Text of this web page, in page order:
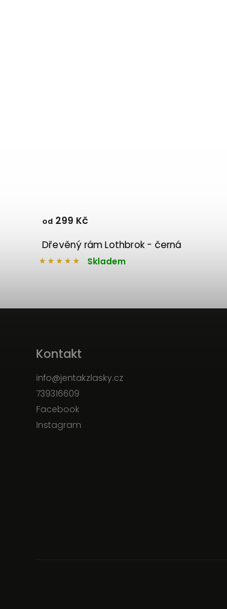
Dřevěný rám Lothbrok - černá
Skladem
od 299 Kč
Kontakt
info@jentakzlasky.cz
739316609
Facebook
Instagram